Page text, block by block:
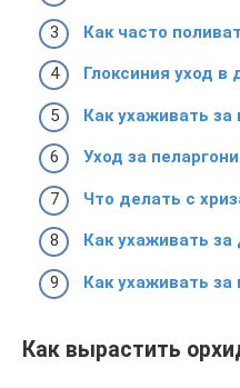
Как часто
Глоксиния уход в
Как ухаживать за
Уход за
Что делать с
Как ухаживать за
Как ухаживать за
Как вырастить